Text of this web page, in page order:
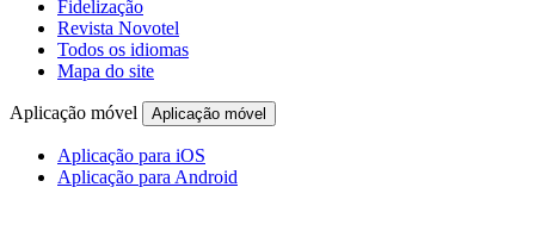
Fidelização
Revista Novotel
Todos os idiomas
Mapa do site
Aplicação móvel Aplicação móvel
Aplicação para iOS
Aplicação para Android